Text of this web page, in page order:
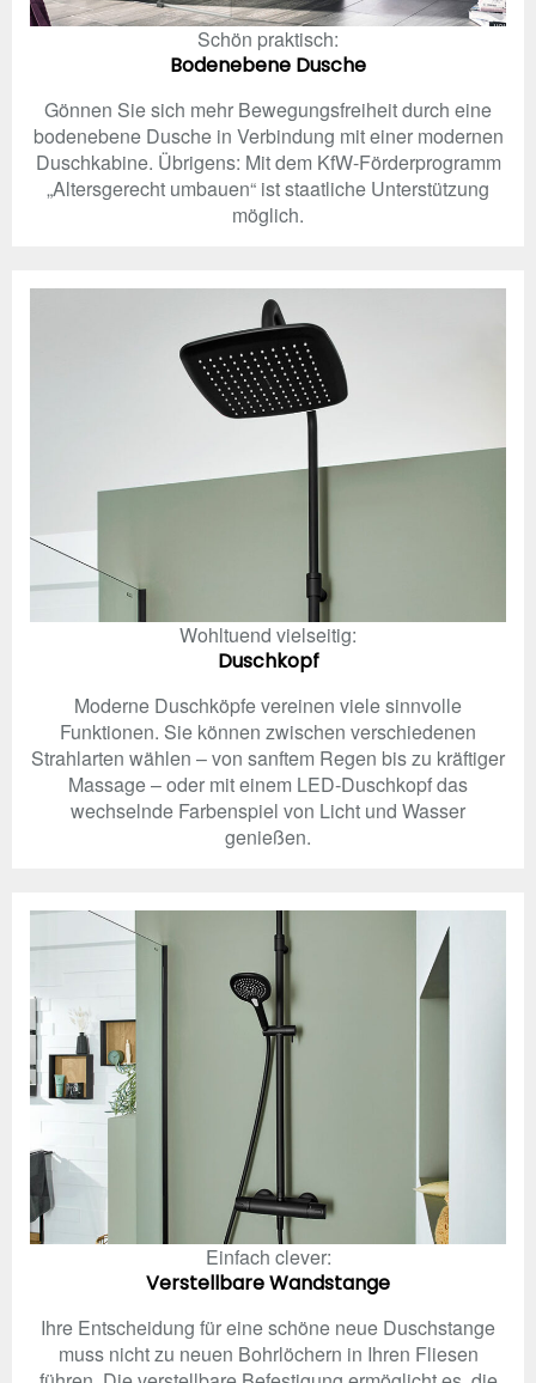
Schön praktisch:
Bodenebene Dusche
Gönnen Sie sich mehr Bewegungsfreiheit durch eine
bodenebene Dusche in Verbindung mit einer modernen
Duschkabine. Übrigens: Mit dem KfW-Förderprogramm
„Altersgerecht umbauen“ ist staatliche Unterstützung
möglich.
Wohltuend vielseitig:
Duschkopf
Moderne Duschköpfe vereinen viele sinnvolle
Funktionen. Sie können zwischen verschiedenen
Strahlarten wählen – von sanftem Regen bis zu kräftiger
Massage – oder mit einem LED-Duschkopf das
wechselnde Farbenspiel von Licht und Wasser
genießen.
Einfach clever:
Verstellbare Wandstange
Ihre Entscheidung für eine schöne neue Duschstange
muss nicht zu neuen Bohrlöchern in Ihren Fliesen